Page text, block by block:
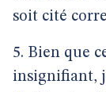
soit cité
5. Bien que
insignifiant,